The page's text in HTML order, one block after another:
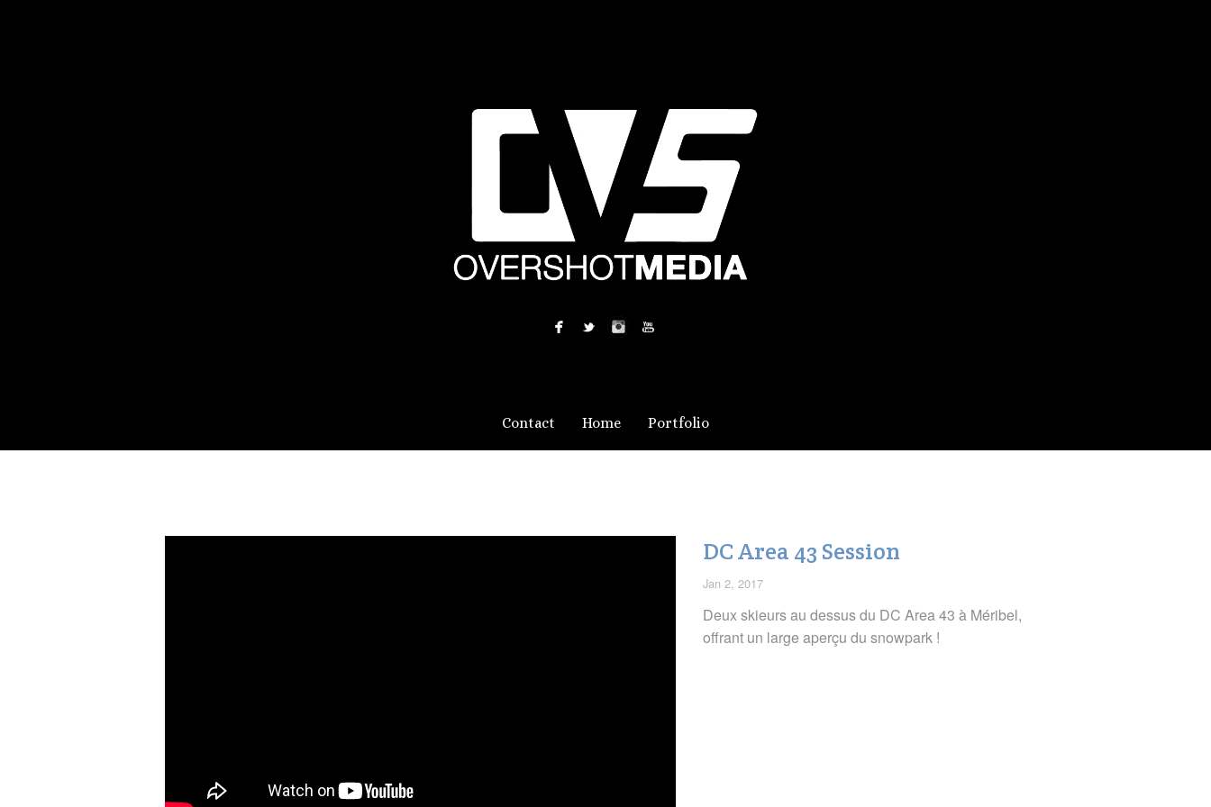
Contact Home Portfolio
DC Area 43 Session
Jan 2, 2017
Deux skieurs au dessus du DC Area 43 à Méribel,
offrant un large aperçu du snowpark !